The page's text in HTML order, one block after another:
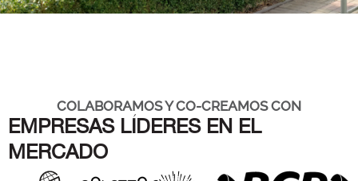
COLABORAMOS Y CO-CREAMOS CON
EMPRESAS LÍDERES EN EL
MERCADO